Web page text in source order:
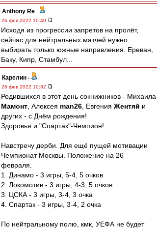
Anthony Re -
26 фев 2022 10:40
Исходя из прогрессии запретов на пролёт,
сейчас для нейтральных матчей нужно
выбирать только южные направления. Ереван,
Баку, Кипр, Стамбул...
Карелин -
26 фев 2022 10:32
Родившихся в этот день сокнижников - Михаила
Мамонт , Алексея man26 , Евгения Жентяй и
других - с Днём рождения!
Здоровья и "Спартак"-Чемпион!
Навстречу дерби. Для ещё пущей мотивации
Чемпионат Москвы. Положение на 26
февраля.
1. Динамо - 3 игры, 5-4, 5 очков
2. Локомотив - 3 игры, 4-3, 5 очков
3. ЦСКА - 3 игры, 3-4, 3 очка
4. Спартак - 3 игры, 3-4, 2 очка
По нейтральному полю, кмк, УЕФА не будет